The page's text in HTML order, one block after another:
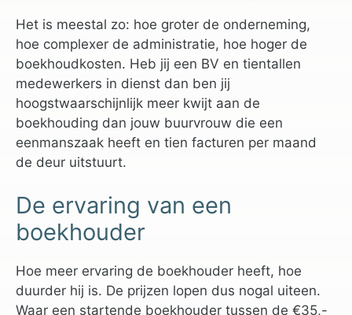
Het is meestal zo: hoe groter de onderneming,
hoe complexer de administratie, hoe hoger de
boekhoudkosten. Heb jij een BV en tientallen
medewerkers in dienst dan ben jij
hoogstwaarschijnlijk meer kwijt aan de
boekhouding dan jouw buurvrouw die een
eenmanszaak heeft en tien facturen per maand
de deur uitstuurt.
De ervaring van een
boekhouder
Hoe meer ervaring de boekhouder heeft, hoe
duurder hij is. De prijzen lopen dus nogal uiteen.
Waar een startende boekhouder tussen de €35,-